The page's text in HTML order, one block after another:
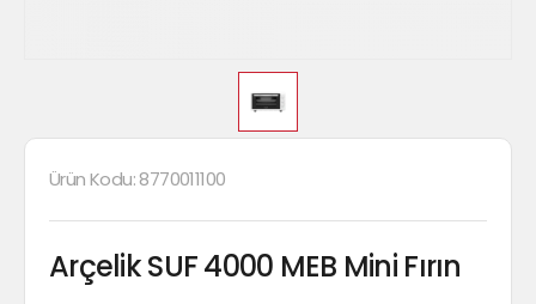
Ürün Kodu:8770011100
Arçelik SUF 4000 MEB Mini Fırın